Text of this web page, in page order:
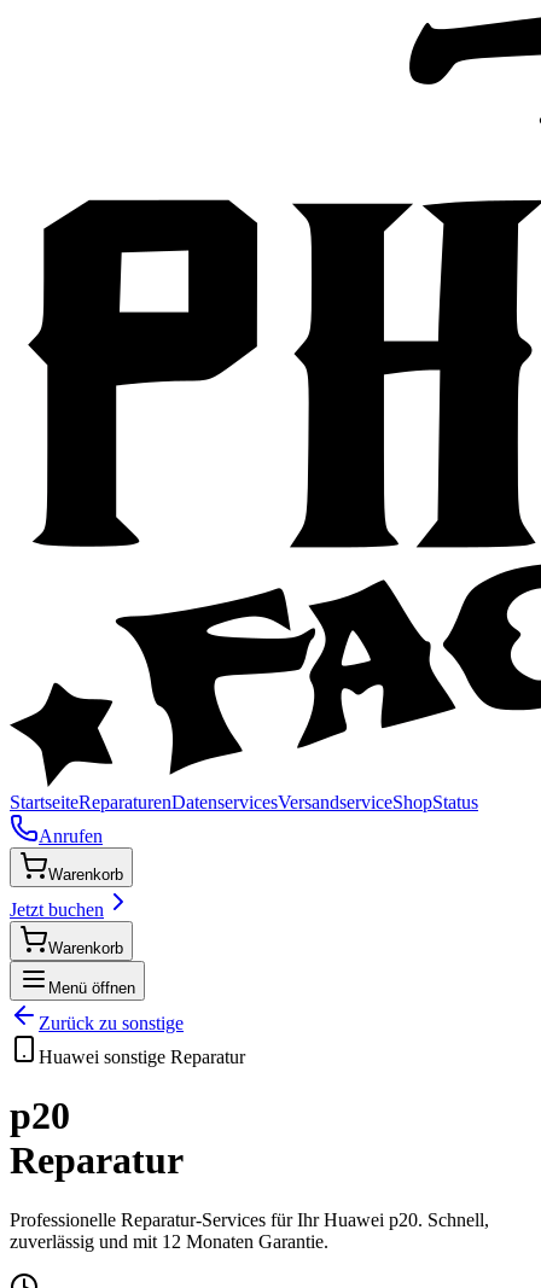
StartseiteReparaturenDatenservicesVersandserviceShopStatus
Anrufen
Warenkorb
Jetzt buchen
Warenkorb
Menü öffnen
Zurück zu sonstige
Huawei sonstige Reparatur
p20
Reparatur
Professionelle Reparatur-Services für IhrHuawei p20. Schnell,
zuverlässig und mit 12 Monaten Garantie.